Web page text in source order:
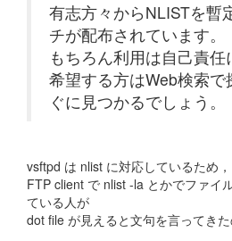
有志方々からNLISTを暫
チが配布されています。
もちろん利用は自己責任
希望する方はWeb検索
ぐに見つかるでしょう。
vsftpd は nlist に対応しているため，
FTP client で nlist -la とかでファイ
ている人が
dot file が見えると文句を言ってきた